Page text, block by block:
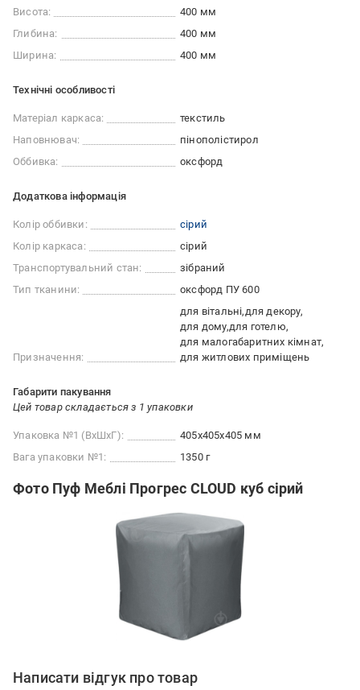
Висота:
400 мм
Глибина:
400 мм
Ширина:
400 мм
Технічні особливості
Матеріал каркаса:
текстиль
Наповнювач:
пінополістирол
Оббивка:
оксфорд
Додаткова інформація
Колір оббивки:
сірий
Колір каркаса:
сірий
Транспортувальний стан:
зібраний
Тип тканини:
оксфорд ПУ 600
Призначення:
для вітальні для декору
для дому для готелю
для малогабаритних кімнат
для житлових приміщень
Габарити пакування
Цей товар складається з 1 упаковки
Упаковка №1 (ВхШхГ):
405x405x405 мм
Вага упаковки №1:
1350 г
Фото Пуф Меблі Прогрес CLOUD куб сірий
Написати відгук про товар